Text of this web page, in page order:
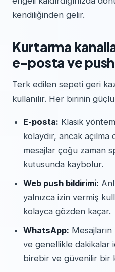
kendiliğinden gelir.
Kurtarma
e-posta ve push
Terk edilen sepeti geri
kullanılır. Her birinin
E-posta: Klasik
kolaydır, ancak
mesajlar çoğu zaman
kutusunda kaybolur.
Web push bildirimi:
yalnızca izin vermiş
kolayca gözden kaçar.
WhatsApp: Mesajların
ve genellikle dakikalar
birebir ve güvenilir bir